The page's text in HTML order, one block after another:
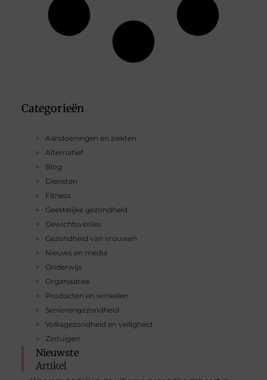
Categorieën
Aandoeningen en ziekten
Alternatief
Blog
Diensten
Fitness
Geestelijke gezondheid
Gewichtsverlies
Gezondheid van vrouwen
Nieuws en media
Onderwijs
Organisaties
Producten en winkelen
Seniorengezondheid
Volksgezondheid en veiligheid
Zintuigen
Nieuwste
Artikel